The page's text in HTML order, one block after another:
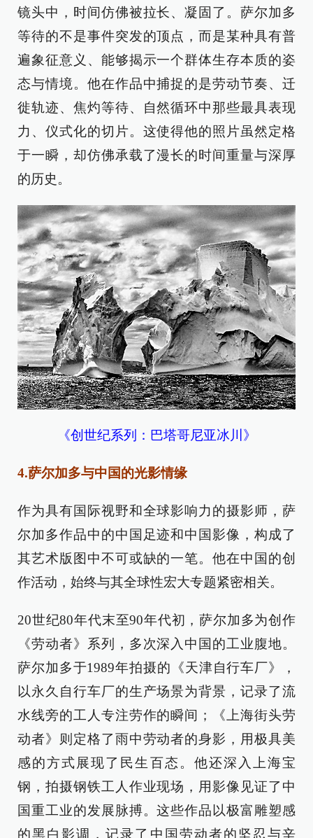
镜头中，时间仿佛被拉长、凝固了。萨尔加多
等待的不是事件突发的顶点，而是某种具有普
遍象征意义、能够揭示一个群体生存本质的姿
态与情境。他在作品中捕捉的是劳动节奏、迁
徙轨迹、焦灼等待、自然循环中那些最具表现
力、仪式化的切片。这使得他的照片虽然定格
于一瞬，却仿佛承载了漫长的时间重量与深厚
的历史。
《创世纪系列：巴塔哥尼亚冰川》
4.萨尔加多与中国的光影情缘
作为具有国际视野和全球影响力的摄影师，萨
尔加多作品中的中国足迹和中国影像，构成了
其艺术版图中不可或缺的一笔。他在中国的创
作活动，始终与其全球性宏大专题紧密相关。
20世纪80年代末至90年代初，萨尔加多为创作
《劳动者》系列，多次深入中国的工业腹地。
萨尔加多于1989年拍摄的《天津自行车厂》，
以永久自行车厂的生产场景为背景，记录了流
水线旁的工人专注劳作的瞬间；《上海街头劳
动者》则定格了雨中劳动者的身影，用极具美
感的方式展现了民生百态。他还深入上海宝
钢，拍摄钢铁工人作业现场，用影像见证了中
国重工业的发展脉搏。这些作品以极富雕塑感
的黑白影调，记录了中国劳动者的坚忍与辛